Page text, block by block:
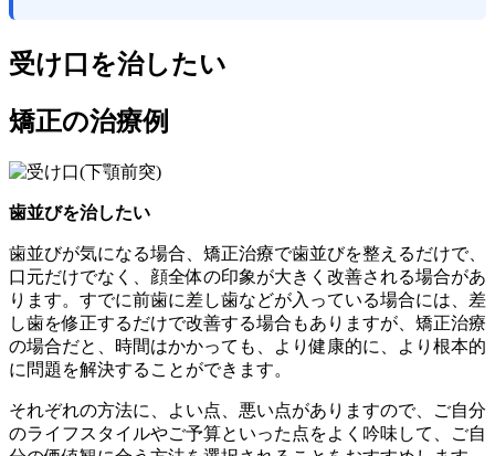
受け口を治したい
矯正の治療例
歯並びを治したい
歯並びが気になる場合、矯正治療で歯並びを整えるだけで、
口元だけでなく、顔全体の印象が大きく改善される場合があ
ります。すでに前歯に差し歯などが入っている場合には、差
し歯を修正するだけで改善する場合もありますが、矯正治療
の場合だと、時間はかかっても、より健康的に、より根本的
に問題を解決することができます。
それぞれの方法に、よい点、悪い点がありますので、ご自分
のライフスタイルやご予算といった点をよく吟味して、ご自